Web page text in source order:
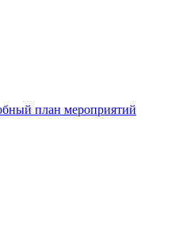
план мероприятий